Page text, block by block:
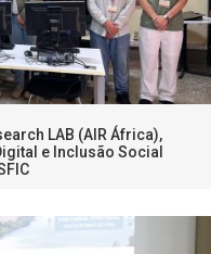
LAB (AIR África),
e Inclusão Social